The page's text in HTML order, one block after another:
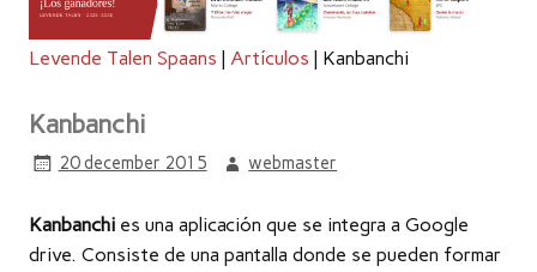
Levende Talen Spaans | Artículos | Kanbanchi
Kanbanchi
20 december 2015 webmaster
Kanbanchi es una aplicación que se integra a Google
drive. Consiste de una pantalla donde se pueden formar